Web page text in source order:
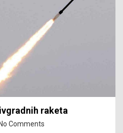
raketa
No Comments